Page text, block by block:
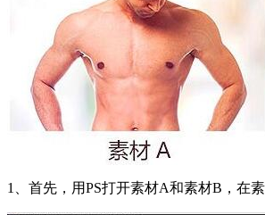
1、首先，用PS打开素材A和素材B，在